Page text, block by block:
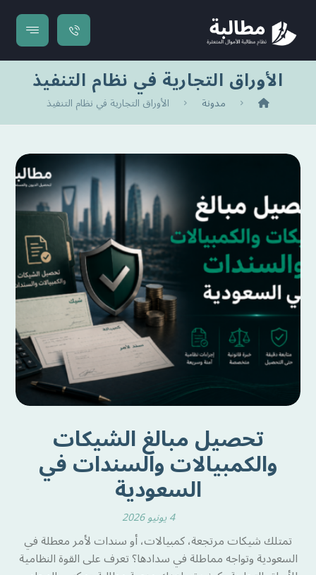
الأوراق التجارية في نظام التنفيذ
مدونة الأوراق التجارية في نظام التنفيذ
تحصيل مبالغ الشيكات
والكمبيالات والسندات في
السعودية
4 يونيو 2026
تمتلك شيكات مرتجعة، كمبيالات، أو سندات لأمر معطلة في
السعودية وتواجه مماطلة في سدادها؟ تعرف على القوة النظامية